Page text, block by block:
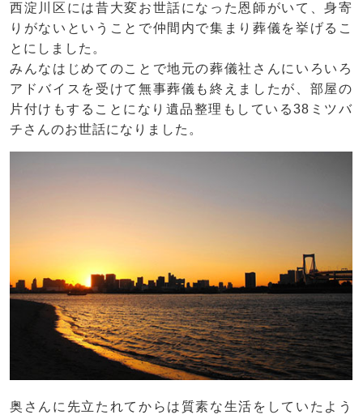
西淀川区には昔大変お世話になった恩師がいて、身寄
りがないということで仲間内で集まり葬儀を挙げるこ
とにしました。
みんなはじめてのことで地元の葬儀社さんにいろいろ
アドバイスを受けて無事葬儀も終えましたが、部屋の
片付けもすることになり遺品整理もしている38ミツバ
チさんのお世話になりました。
奥さんに先立たれてからは質素な生活をしていたよう